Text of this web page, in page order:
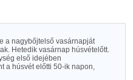
a nagybőjtelső vasárnapját
Hetedik vasárnap húsvételőtt.
első idejében
a húsvét előtti 50-ik napon,